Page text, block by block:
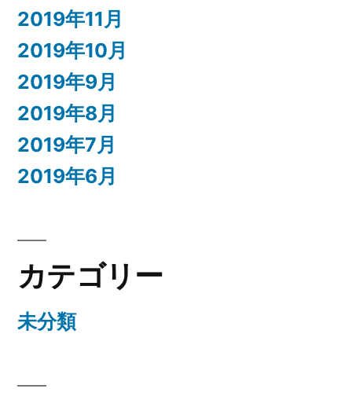
2019年11月
2019年10月
2019年9月
2019年8月
2019年7月
2019年6月
カテゴリー
未分類